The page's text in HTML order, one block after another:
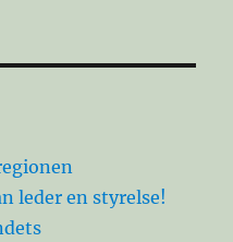
leder en styrelse!